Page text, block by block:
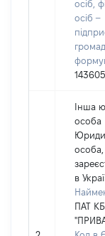
осіб,
осіб –
Інша
особа
особа,
в
ПАТ КБ